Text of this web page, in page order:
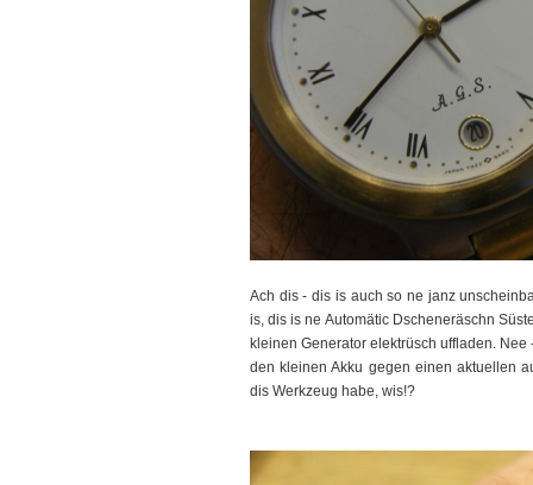
Ach dis - dis is auch so ne janz
is, dis is ne Automätic Dscheneräschn
kleinen Generator elektrüsch uffladen.
den kleinen Akku gegen einen aktuellen
dis Werkzeug habe, wis!?